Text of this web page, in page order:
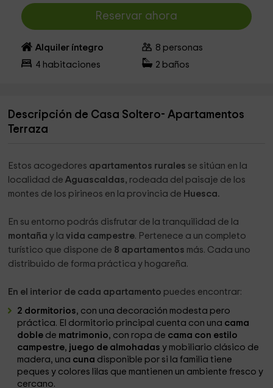
Reservar ahora
Alquiler íntegro 8 personas
4 habitaciones 2 baños
Descripción de Casa Soltero- Apartamentos
Terraza
Estos acogedores apartamentos rurales se sitúan en la
localidad de Aguascaldas, rodeada del paisaje de los
montes de los pirineos en la provincia de Huesca.
En su entorno podrás disfrutar de la tranquilidad de la
montaña y lavida campestre. Pertenece a un completo
turístico que dispone de 8 apartamentos más. Cada uno
distribuido de forma práctica y hogareña.
En el interior de cada apartamento puedes encontrar:
2 dormitorios, con una decoración modesta pero
práctica. El dormitorio principal cuenta con una cama
doble de matrimonio, con ropa de cama con estilo
campestre, juego de almohadasy mobiliario clásico de
madera, una cuna disponible por si la familia tiene
peques y colores lilas que mantienen un ambiente fresco y
cercano.